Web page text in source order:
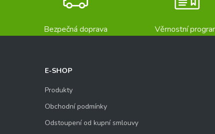
Bezpečná doprava Věrnostní
E-SHOP
Produkty
Obchodní podmínky
Odstoupení od kupní smlouvy